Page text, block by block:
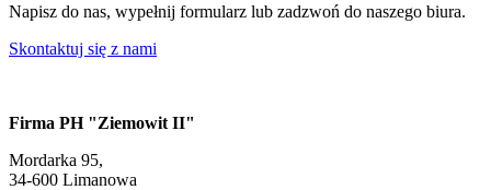
Napisz do nas, wypełnij formularz lub zadzwoń do naszego biura.
Skontaktuj się z nami
Firma PH "Ziemowit II"
Mordarka 95,
34-600 Limanowa